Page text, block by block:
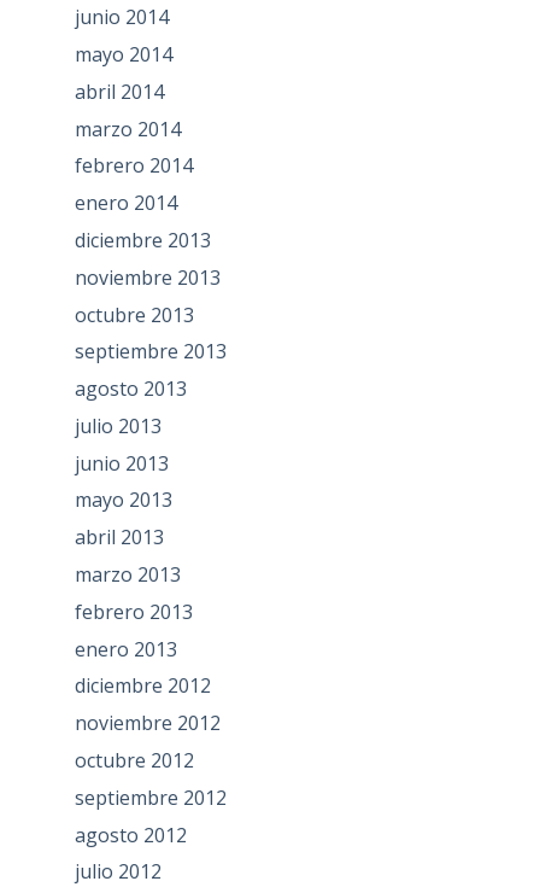
junio 2014
mayo 2014
abril 2014
marzo 2014
febrero 2014
enero 2014
diciembre 2013
noviembre 2013
octubre 2013
septiembre 2013
agosto 2013
julio 2013
junio 2013
mayo 2013
abril 2013
marzo 2013
febrero 2013
enero 2013
diciembre 2012
noviembre 2012
octubre 2012
septiembre 2012
agosto 2012
julio 2012